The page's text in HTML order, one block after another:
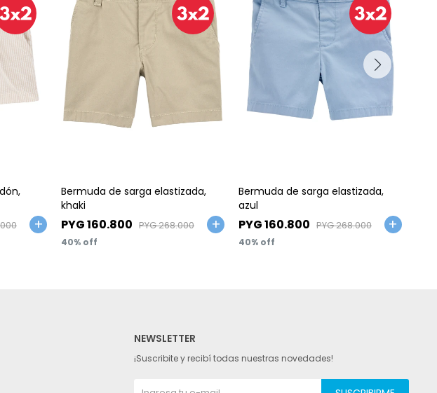
Bermuda de sarga elastizada,
khaki
PYG160.800 PYG268.000
40
Bermuda de sarga elastizada,
azul
PYG160.800 PYG268.000
40
NEWSLETTER
¡Suscribite y recibí todas nuestras novedades!